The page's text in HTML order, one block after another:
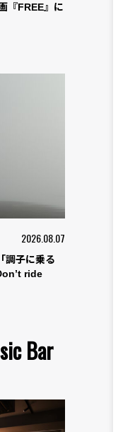
『FREE』に
2026.08.07
調子に乗る
ride
Bar